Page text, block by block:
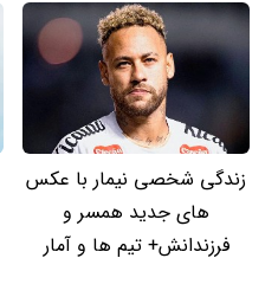
زندگی شخصی نیمار با عکس
های جدید همسر و
فرزندانش+ تیم ها و آمار